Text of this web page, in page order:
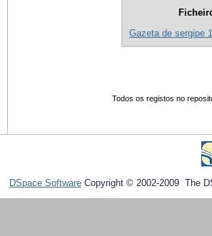
Gazeta de sergipe
Todos os registos no
DSpace Software Copyright © 2002-2009 The